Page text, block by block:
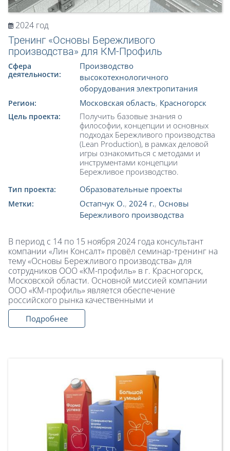
2024 год
Тренинг «Основы Бережливого
производства» для КМ-Профиль
Сфера
деятельности:
Производство
высокотехнологичного
оборудования электропитания
Регион: Московская область, Красногорск
Цель проекта:
Получить базовые знания о
философии, концепции и основных
подходах Бережливого производства
(Lean Production), в рамках деловой
игры ознакомиться с методами и
инструментами концепции
Бережливое производство.
Тип проекта: Образовательные проекты
Метки: Остапчук О., 2024 г., Основы
Бережливого производства
В период с 14 по 15 ноября 2024 года консультант
компании «Лин Консалт» провёл семинар-тренинг на
тему «Основы Бережливого производства» для
сотрудников ООО «КМ-профиль» в г. Красногорск,
Московской области. Основной миссией компании
ООО «КМ-профиль» является обеспечение
российского рынка качественными и
Подробнее